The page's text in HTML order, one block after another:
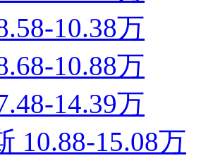
10.38万
10.88万
14.39万
10.88-15.08万